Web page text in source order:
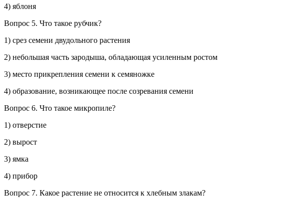
4) яблоня
Вопрос 5. Что такое рубчик?
1) срез семени двудольного растения
2) небольшая часть зародыша, обладающая усиленным ростом
3) место прикрепления семени к семяножке
4) образование, возникающее после созревания семени
Вопрос 6. Что такое микропиле?
1) отверстие
2) вырост
3) ямка
4) прибор
Вопрос 7. Какое растение не относится к хлебным злакам?